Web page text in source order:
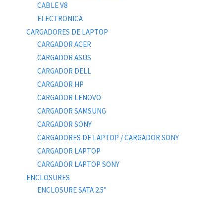
CABLE V8
ELECTRONICA
CARGADORES DE LAPTOP
CARGADOR ACER
CARGADOR ASUS
CARGADOR DELL
CARGADOR HP
CARGADOR LENOVO
CARGADOR SAMSUNG
CARGADOR SONY
CARGADORES DE LAPTOP / CARGADOR SONY
CARGADOR LAPTOP
CARGADOR LAPTOP SONY
ENCLOSURES
ENCLOSURE SATA 2.5"